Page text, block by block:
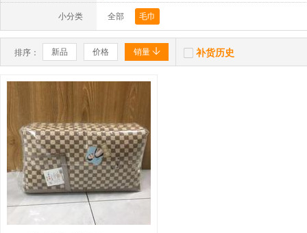
洗洁精系列 保健品系列 雨伞系列家用帆布洗洁
牧绵人 星雨竹
小分类 全部 毛巾
排序： 新品 价格 销量   补货历史